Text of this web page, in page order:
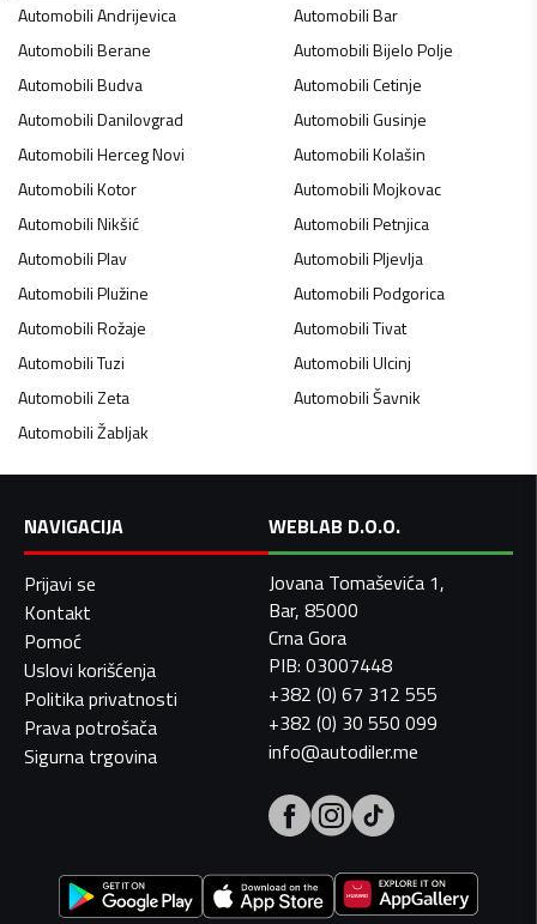
AutomobiliAndrijevica AutomobiliBar
AutomobiliBerane AutomobiliBijelo Polje
AutomobiliBudva AutomobiliCetinje
AutomobiliDanilovgrad AutomobiliGusinje
AutomobiliHerceg Novi AutomobiliKolašin
AutomobiliKotor AutomobiliMojkovac
AutomobiliNikšić AutomobiliPetnjica
AutomobiliPlav AutomobiliPljevlja
AutomobiliPlužine AutomobiliPodgorica
AutomobiliRožaje AutomobiliTivat
AutomobiliTuzi AutomobiliUlcinj
AutomobiliZeta AutomobiliŠavnik
AutomobiliŽabljak
NAVIGACIJA
Prijavi se
Kontakt
Pomoć
Uslovi korišćenja
Politika privatnosti
Prava potrošača
Sigurna trgovina
WEBLAB D.O.O.
Jovana Tomaševića 1,
Bar, 85000
Crna Gora
PIB: 03007448
+382 (0) 67 312 555
+382 (0) 30 550 099
info@autodiler.me